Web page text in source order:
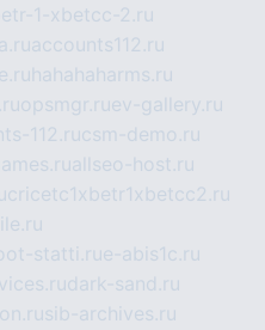
1-xbetcc-2.ru
accounts112.ru
hahahaharms.ru
opsmgr.ruev-gallery.ru
112.rucsm-demo.ru
allseo-host.ru
cricetc1xbetr1xbetcc2.ru
statti.rue-abis1c.ru
dark-sand.ru
sib-archives.ru